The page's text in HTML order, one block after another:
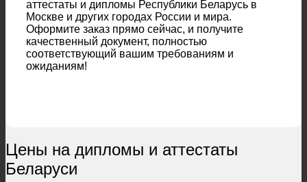
аттестаты и дипломы Республики Беларусь в
Москве и других городах России и мира.
Оформите заказ прямо сейчас, и получите
качественный документ, полностью
соответствующий вашим требованиям и
ожиданиям!
Цены на дипломы и аттестаты
Беларуси